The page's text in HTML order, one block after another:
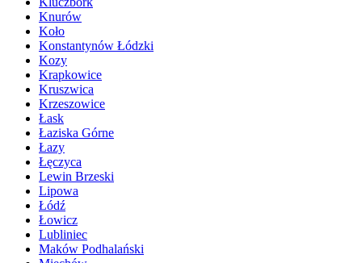
Knurów
Koło
Konstantynów Łódzki
Kozy
Krapkowice
Kruszwica
Krzeszowice
Łask
Łaziska Górne
Łazy
Łęczyca
Lewin Brzeski
Lipowa
Łódź
Łowicz
Lubliniec
Maków Podhalański